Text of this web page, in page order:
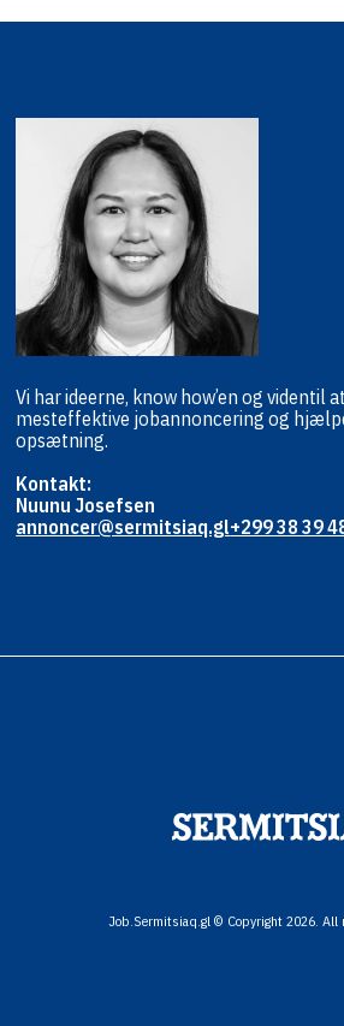
Vi har ideerne, know how’en og videntil
mesteffektive jobannoncering og
opsætning.
Kontakt:
Nuunu Josefsen
annoncer@sermitsiaq.gl+299 38 39
Job.Sermitsiaq.gl © Copyright 2026. All